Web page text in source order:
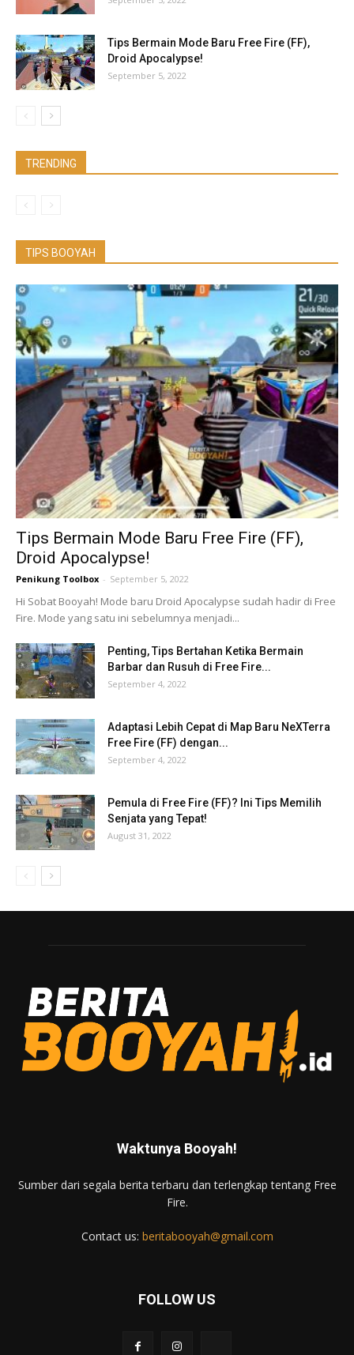
Tips Bermain Mode Baru Free Fire (FF),
Droid Apocalypse!
September 5, 2022
TRENDING
TIPS BOOYAH
Tips Bermain Mode Baru Free Fire (FF),
Droid Apocalypse!
Penikung Toolbox - September 5, 2022
Hi Sobat Booyah! Mode baru Droid Apocalypse sudah hadir di Free
Fire. Mode yang satu ini sebelumnya menjadi...
Penting, Tips Bertahan Ketika Bermain
Barbar dan Rusuh di Free Fire...
September 4, 2022
Adaptasi Lebih Cepat di Map Baru NeXTerra
Free Fire (FF) dengan...
September 4, 2022
Pemula di Free Fire (FF)? Ini Tips Memilih
Senjata yang Tepat!
August 31, 2022
Waktunya Booyah!
Sumber dari segala berita terbaru dan terlengkap tentang Free
Fire.
Contact us: beritabooyah@gmail.com
FOLLOW US